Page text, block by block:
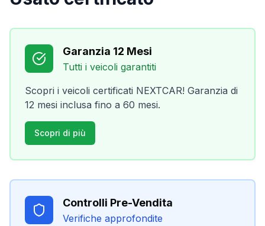
Garanzia 12 Mesi
Tutti i veicoli garantiti
Scopri i veicoli certificati NEXTCAR! Garanzia di
12 mesi inclusa fino a 60 mesi.
Scopri di più
Controlli Pre-Vendita
Verifiche approfondite